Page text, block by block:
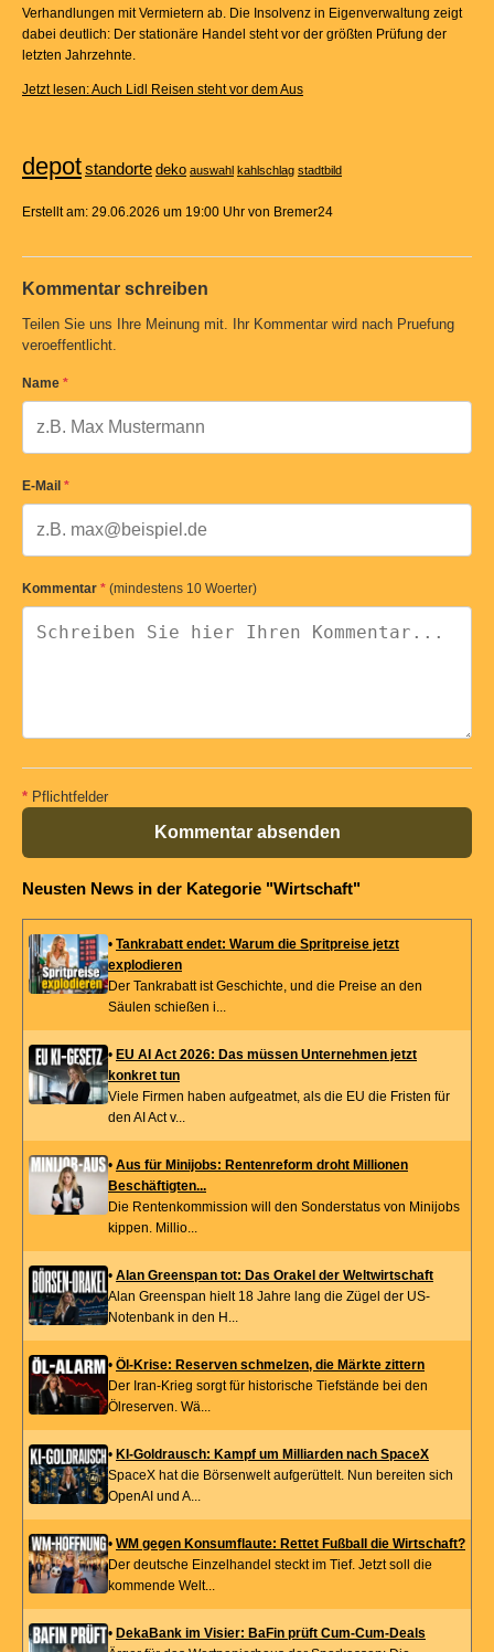
Verhandlungen mit Vermietern ab. Die Insolvenz in Eigenverwaltung zeigt
dabei deutlich: Der stationäre Handel steht vor der größten Prüfung der
letzten Jahrzehnte.
Jetzt lesen: Auch Lidl Reisen steht vor dem Aus
depotstandorte deko auswahl kahlschlag stadtbild
Erstellt am: 29.06.2026 um 19:00 Uhr von Bremer24
Kommentar schreiben
Teilen Sie uns Ihre Meinung mit. Ihr Kommentar wird nach Pruefung
veroeffentlicht.
Name *
E-Mail *
Kommentar * (mindestens 10 Woerter)
* Pflichtfelder
Kommentar absenden
Neusten News in der Kategorie "Wirtschaft"
• Tankrabatt endet: Warum die Spritpreise jetzt
explodieren
Der Tankrabatt ist Geschichte, und die Preise an den
Säulen schießen i...
• EU AI Act 2026: Das müssen Unternehmen jetzt
konkret tun
Viele Firmen haben aufgeatmet, als die EU die Fristen für
den AI Act v...
• Aus für Minijobs: Rentenreform droht Millionen
Beschäftigten...
Die Rentenkommission will den Sonderstatus von Minijobs
kippen. Millio...
• Alan Greenspan tot: Das Orakel der Weltwirtschaft
Alan Greenspan hielt 18 Jahre lang die Zügel der US-
Notenbank in den H...
• Öl-Krise: Reserven schmelzen, die Märkte zittern
Der Iran-Krieg sorgt für historische Tiefstände bei den
Ölreserven. Wä...
• KI-Goldrausch: Kampf um Milliarden nach SpaceX
SpaceX hat die Börsenwelt aufgerüttelt. Nun bereiten sich
OpenAI und A...
• WM gegen Konsumflaute: Rettet Fußball die Wirtschaft?
Der deutsche Einzelhandel steckt im Tief. Jetzt soll die
kommende Welt...
• DekaBank im Visier: BaFin prüft Cum-Cum-Deals